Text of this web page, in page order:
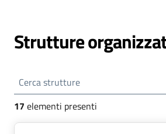
Strutture
Cerca strutture
17 elementi presenti